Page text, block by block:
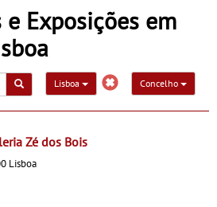
Exposições em
Lisboa Concelho
Zé dos Bois
Lisboa